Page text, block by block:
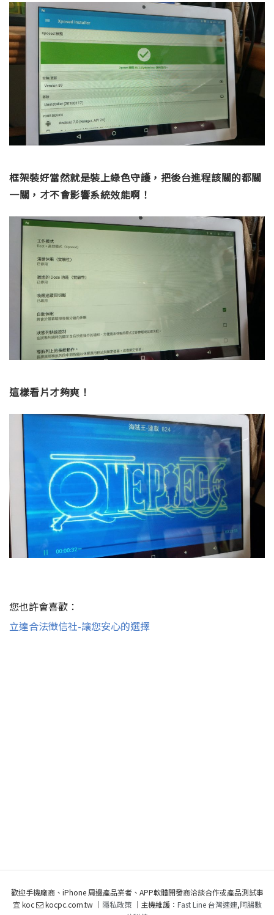
框架裝好當然就是裝上綠色守護，把後台進程該關的都關
一關，才不會影響系統效能啊！
這樣看片才夠爽！
您也許會喜歡：
立達合法徵信社-讓您安心的選擇
歡迎手機廠商、iPhone 周邊產品業者、APP軟體開發商洽談合作或產品測試事
宜 koc
kocpc.com.tw ｜ 隱私政策｜主機維護： Fast Line 台灣速連,阿腸數